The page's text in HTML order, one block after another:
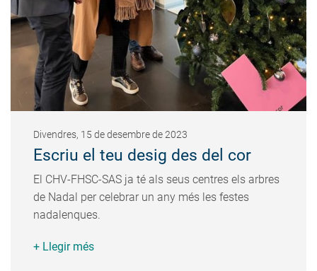
Divendres, 15 de desembre de 2023
Escriu el teu desig des del cor
El CHV-FHSC-SAS ja té als seus centres els arbres
de Nadal per celebrar un any més les festes
nadalenques.
+ Llegir més